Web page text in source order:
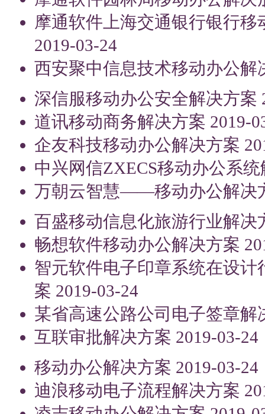
摩通软件上海交通银行银行移
2019-03-24
西安聚中信息技术移动办公解
深信服移动办公安全解决方案
道讯移动商务解决方案 2019-
企友科技移动办公解决方案
中兴网信ZXECS移动办公系
万朝云智慧——移动办公解决
百盛移动信息化旅游行业解决
畅想软件移动办公解决方案
智元软件电子印章系统在设计
案 2019-03-24
某省高速公路公司电子签章解
互联审批解决方案 2019-03-24
移动办公解决方案 2019-03-24
迪浪移动电子流程解决方案